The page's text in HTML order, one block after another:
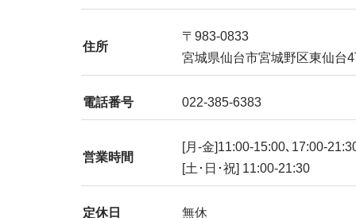
住所
〒983-0833
宮城県仙台市宮城野区東仙台
電話番号 022-385-6383
営業時間
[月-金]11:00-15:00､17:00-
[土･日･祝] 11:00-21:30
定休日 無休